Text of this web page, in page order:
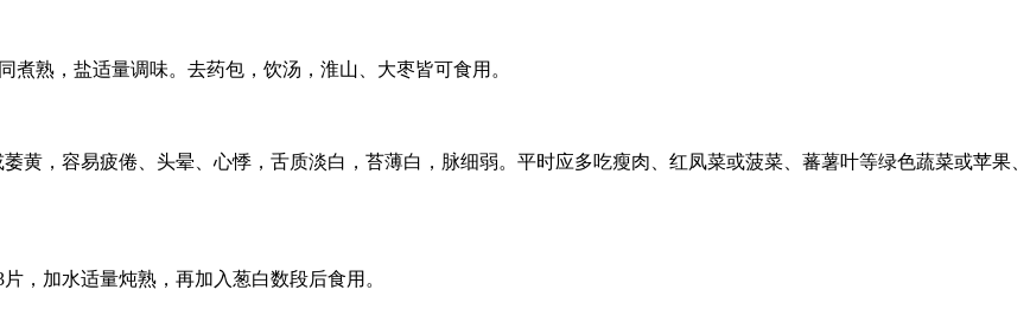
熟，盐适量调味。去药包，饮汤，淮山、大枣皆可食用。
，容易疲倦、头晕、心悸，舌质淡白，苔薄白，脉细弱。平时应多吃瘦肉、红凤菜或菠菜、蕃薯叶等绿色蔬菜或苹果、
加水适量炖熟，再加入葱白数段后食用。